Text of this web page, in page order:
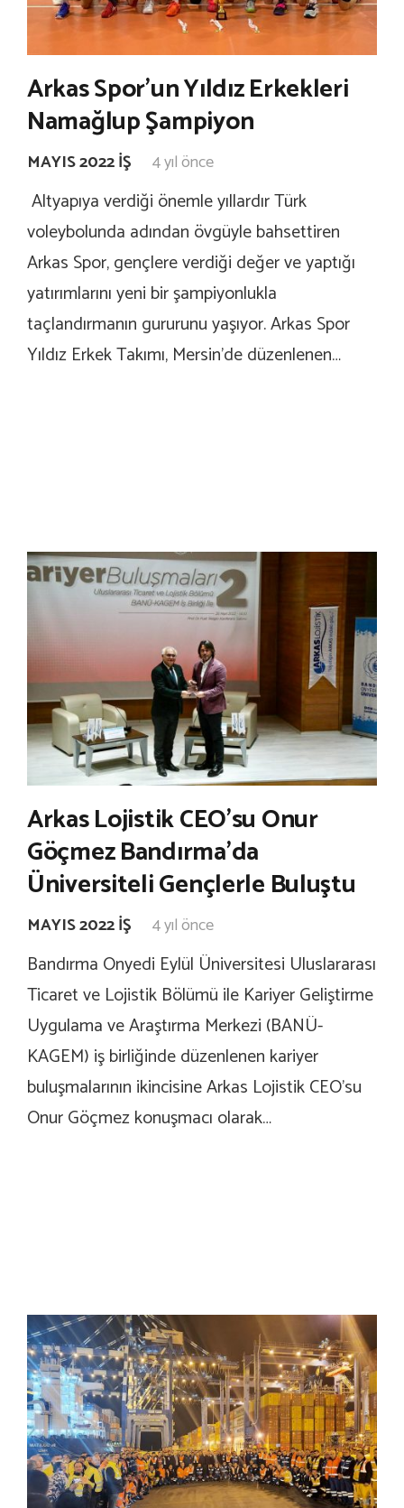
Arkas Spor’un Yıldız Erkekleri
Namağlup Şampiyon
MAYIS 2022 İŞ 4 yıl önce
Altyapıya verdiği önemle yıllardır Türk
voleybolunda adından övgüyle bahsettiren
Arkas Spor, gençlere verdiği değer ve yaptığı
yatırımlarını yeni bir şampiyonlukla
taçlandırmanın gururunu yaşıyor. Arkas Spor
Yıldız Erkek Takımı, Mersin’de düzenlenen…
Arkas Lojistik CEO’su Onur
Göçmez Bandırma’da
Üniversiteli Gençlerle Buluştu
MAYIS 2022 İŞ 4 yıl önce
Bandırma Onyedi Eylül Üniversitesi Uluslararası
Ticaret ve Lojistik Bölümü ile Kariyer Geliştirme
Uygulama ve Araştırma Merkezi (BANÜ-
KAGEM) iş birliğinde düzenlenen kariyer
buluşmalarının ikincisine Arkas Lojistik CEO’su
Onur Göçmez konuşmacı olarak…